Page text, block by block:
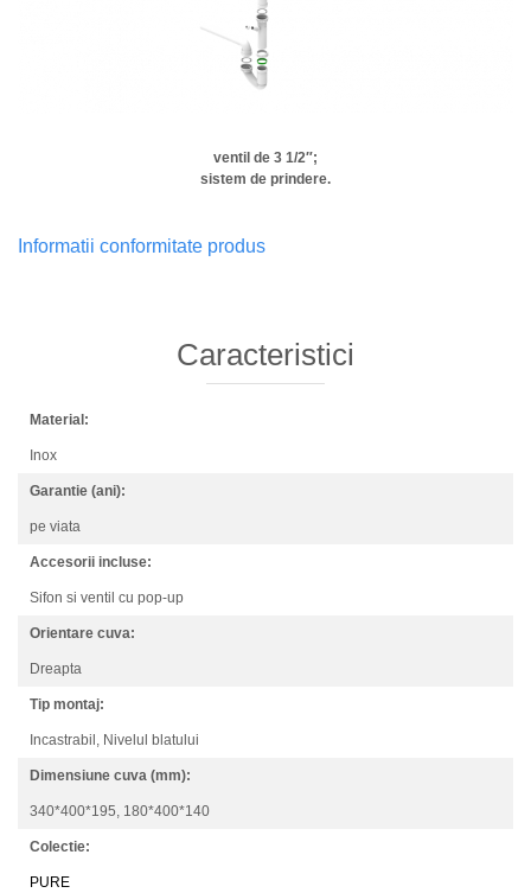
ventil de 3 1/2″;
sistem de prindere.
Informatii conformitate produs
Caracteristici
Material:
Inox
Garantie (ani):
pe viata
Accesorii incluse:
Sifon si ventil cu pop-up
Orientare cuva:
Dreapta
Tip montaj:
Incastrabil, Nivelul blatului
Dimensiune cuva (mm):
340*400*195, 180*400*140
Colectie:
PURE